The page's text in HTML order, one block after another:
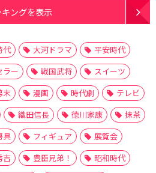
ングを表示
代 大河ドラマ
平安時代
ラー 戦国武将
スイーツ
末 漫画 時代劇
テレビ
織田信長 徳川家康
抹茶
具 フィギュア
展覧会
吉 豊臣兄弟！
昭和時代